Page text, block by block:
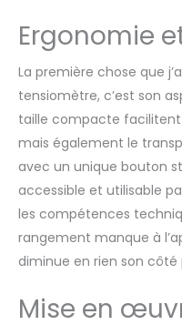
Ergonomie
La première chose que
tensiomètre, c’est son
taille compacte
mais également le
avec un unique bouton
accessible et utilisable
les compétences
rangement manque à
diminue en rien son côté
Mise en